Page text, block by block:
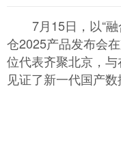
7月15日，以“
仓2025产品发布会
位代表齐聚北京，
见证了新一代国产数